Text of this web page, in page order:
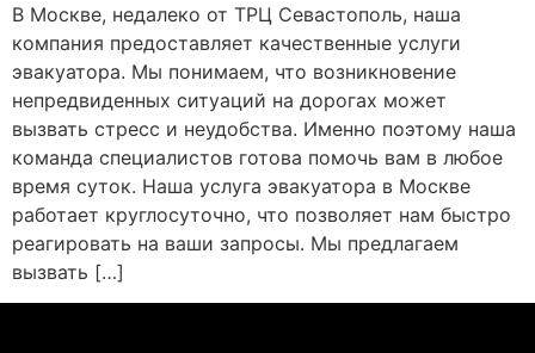
В Москве, недалеко от ТРЦ Севастополь, наша
компания предоставляет качественные услуги
эвакуатора. Мы понимаем, что возникновение
непредвиденных ситуаций на дорогах может
вызвать стресс и неудобства. Именно поэтому наша
команда специалистов готова помочь вам в любое
время суток. Наша услуга эвакуатора в Москве
работает круглосуточно, что позволяет нам быстро
реагировать на ваши запросы. Мы предлагаем
вызвать […]